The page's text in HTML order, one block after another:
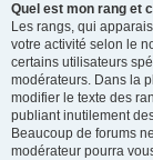
Quel est mon rang et
Les rangs, qui
votre activité selon le
certains utilisateurs
modérateurs. Dans la
modifier le texte des
publiant inutilement
Beaucoup de forums
modérateur pourra